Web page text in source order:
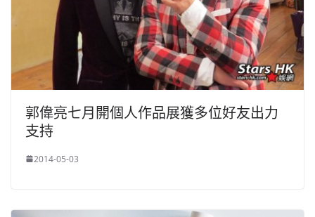
郭偉亮七月開個人作品展獲多位好友出力
支持
2014-05-03